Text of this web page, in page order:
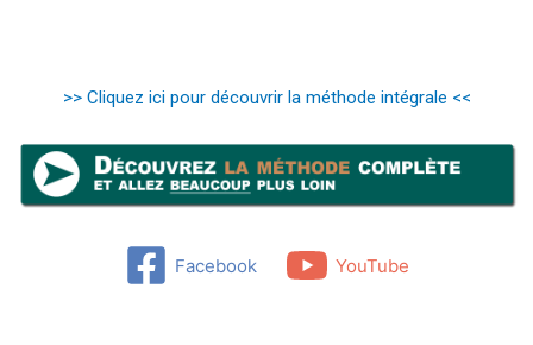
>> Cliquez ici pour découvrir la méthode intégrale <<
Facebook YouTube